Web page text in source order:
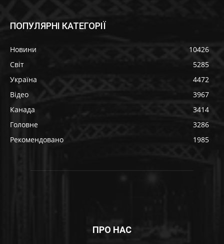
ПОПУЛЯРНІ КАТЕГОРІЇ
Новини
10426
Світ
5285
Україна
4472
Відео
3967
Канада
3414
Головне
3286
Рекомендовано
1985
ПРО НАС